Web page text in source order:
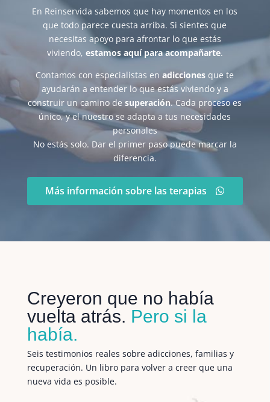
En Reinservida sabemos que hay momentos en los
que todo parece cuesta arriba. Si sientes que
necesitas apoyo para afrontar lo que estás
viviendo, estamos aquí para acompañarte.
Contamos con especialistas enadicciones que te
ayudarán a entender lo que estás viviendo y a
construir un camino desuperación. Cada proceso es
único, y el nuestro se adapta a tus necesidades
personales
No estás solo. Dar el primer paso puede marcar la
diferencia.
Más información sobre las terapias
Creyeron que no había
vuelta atrás. Pero si la
había.
Seis testimonios reales sobre adicciones, familias y
recuperación. Un libro para volver a creer que una
nueva vida es posible.